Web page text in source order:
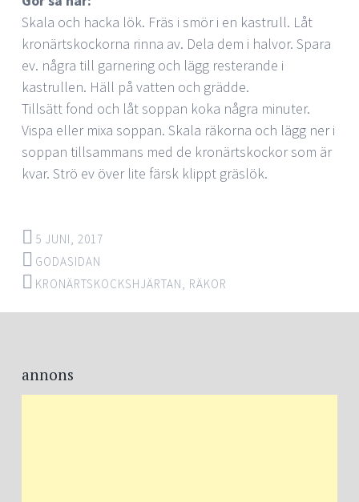
Skala och hacka lök. Fräs i smör i en kastrull. Låt
kronärtskockorna rinna av. Dela dem i halvor. Spara
ev. några till garnering och lägg resterande i
kastrullen. Häll på vatten och grädde.
Tillsätt fond och låt soppan koka några minuter.
Vispa eller mixa soppan. Skala räkorna och lägg ner i
soppan tillsammans med de kronärtskockor som är
kvar. Strö ev över lite färsk klippt gräslök.
5 JUNI, 2017
GODASIDAN
KRONÄRTSKOCKSHJÄRTAN
RÄKOR
Post
navigation
annons